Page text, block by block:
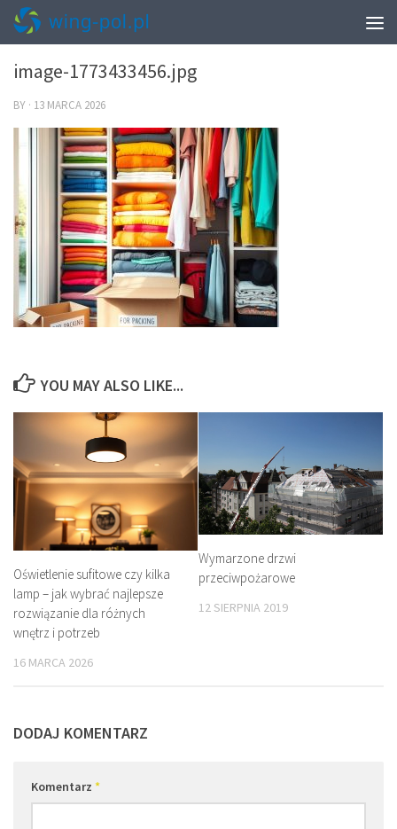
0
image-1773433456.jpg
BY · 13 MARCA 2026
YOU MAY ALSO LIKE...
Oświetlenie sufitowe czy kilka
lamp – jak wybrać najlepsze
rozwiązanie dla różnych
wnętrz i potrzeb
16 MARCA 2026
Wymarzone drzwi
przeciwpożarowe
12 SIERPNIA 2019
DODAJ KOMENTARZ
Komentarz *